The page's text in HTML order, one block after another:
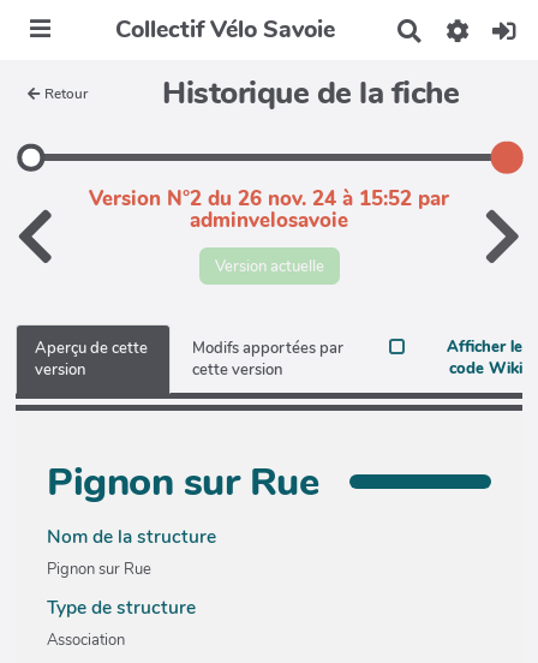
Collectif Vélo Savoie
h
c
e
Retour Historique de la fiche
Version N°2 du 26 nov. 24 à 15:52 par
adminvelosavoie
Version actuelle
Aperçu de cette
version
Modifs apportées par
cette version
Afficher le
code Wiki
Pignon sur Rue
Nom de la structure
Pignon sur Rue
Type de structure
Association